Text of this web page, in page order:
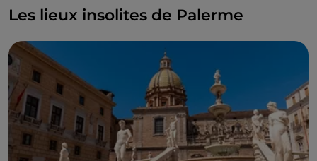
de l'origan et des anchois.
arancine, le pain et les panelle, et les
pani c'a meusa
(pain à la rate), les cannoli...
Les lieux insolites de Palerme